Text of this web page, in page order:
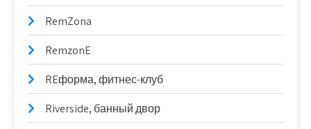
RemZona
RemzonE
REформа, фитнес-клуб
Riverside, банный двор